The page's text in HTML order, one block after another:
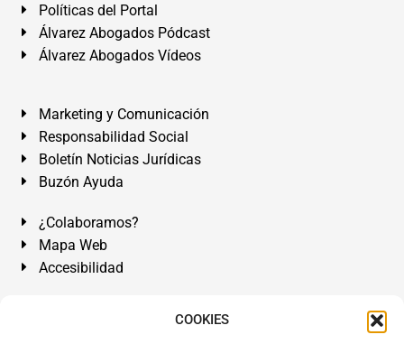
COOKIES
Políticas del Portal
Álvarez Abogados Pódcast
Álvarez Abogados Vídeos
Marketing y Comunicación
Responsabilidad Social
Boletín Noticias Jurídicas
Buzón Ayuda
¿Colaboramos?
Mapa Web
Accesibilidad
Álvarez Abogados Tenerife:Calle Teobaldo Power Nº 7,